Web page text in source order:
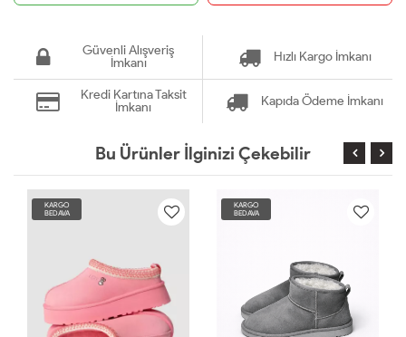
Güvenli Alışveriş
İmkanı
Hızlı Kargo İmkanı
Kredi Kartına Taksit
İmkanı
Kapıda Ödeme İmkanı
Bu Ürünler İlginizi Çekebilir
KARGO
BEDAVA
KARGO
BEDAVA